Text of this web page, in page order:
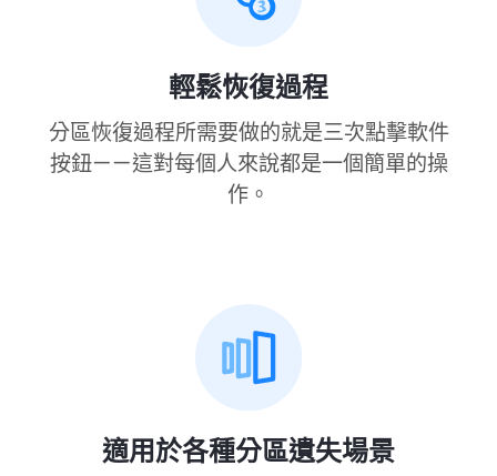
輕鬆恢復過程
分區恢復過程所需要做的就是三次點擊軟件
按鈕——這對每個人來說都是一個簡單的操
作。
適用於各種分區遺失場景